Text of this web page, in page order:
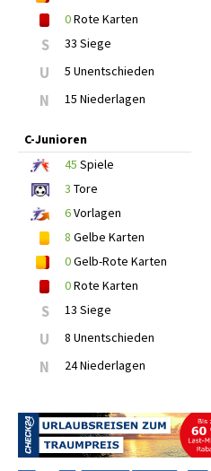
0Rote Karten
S 33 Siege
U 5 Unentschieden
N 15 Niederlagen
C-Junioren
45 Spiele
3 Tore
6Vorlagen
8 Gelbe Karten
0Gelb-Rote Karten
0Rote Karten
S 13 Siege
U 8 Unentschieden
N 24 Niederlagen